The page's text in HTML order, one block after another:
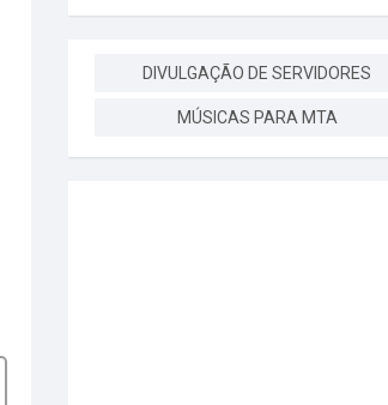
DIVULGAÇÃO DE SERVIDORES
MÚSICAS PARA MTA